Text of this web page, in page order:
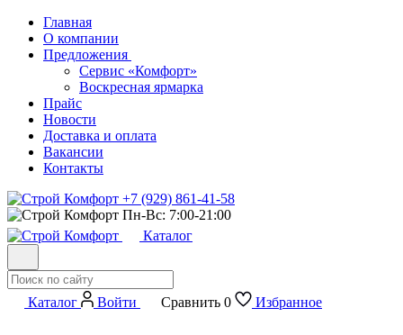
Главная
О компании
Предложения
Сервис «Комфорт»
Воскресная ярмарка
Прайс
Новости
Доставка и оплата
Вакансии
Контакты
+7 (929) 861-41-58
Пн-Вс: 7:00-21:00
Каталог
Каталог Войти Сравнить 0 Избранное